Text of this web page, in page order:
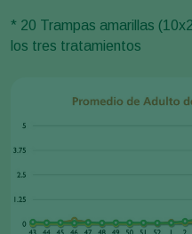
* 20 Trampas amarillas
los tres tratamientos